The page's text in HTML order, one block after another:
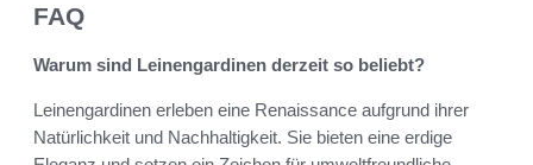
FAQ
Warum sind Leinengardinen derzeit so beliebt?
Leinengardinen erleben eine Renaissance aufgrund ihrer
Natürlichkeit und Nachhaltigkeit. Sie bieten eine erdige